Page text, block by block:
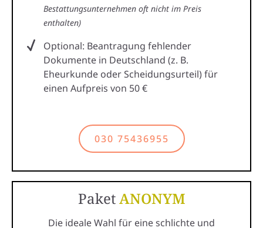
Bestattungsunternehmen oft nicht im Preis
enthalten)
Optional: Beantragung fehlender
Dokumente in Deutschland (z. B.
Eheurkunde oder Scheidungsurteil) für
einen Aufpreis von 50 €
030 75436955
PaketANONYM
Die ideale Wahl für eine schlichte und